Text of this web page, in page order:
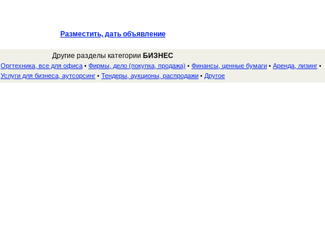
Разместить, дать объявление
Другие разделы категории БИЗНЕС
Оргтехника, все для офиса • Фирмы, дело (покупка, продажа) • Финансы, ценные бумаги • Аренда, лизинг •
Услуги для бизнеса, аутсорсинг • Тендеры, аукционы, распродажи • Другое